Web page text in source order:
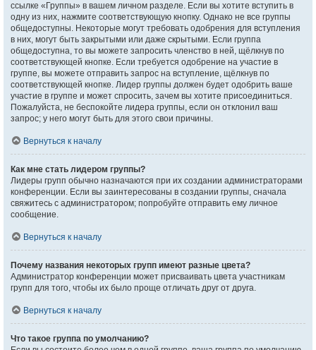
ссылке «Группы» в вашем личном разделе. Если вы хотите вступить в
одну из них, нажмите соответствующую кнопку. Однако не все группы
общедоступны. Некоторые могут требовать одобрения для вступления
в них, могут быть закрытыми или даже скрытыми. Если группа
общедоступна, то вы можете запросить членство в ней, щёлкнув по
соответствующей кнопке. Если требуется одобрение на участие в
группе, вы можете отправить запрос на вступление, щёлкнув по
соответствующей кнопке. Лидер группы должен будет одобрить ваше
участие в группе и может спросить, зачем вы хотите присоединиться.
Пожалуйста, не беспокойте лидера группы, если он отклонил ваш
запрос; у него могут быть для этого свои причины.
Вернуться к началу
Как мне стать лидером группы?
Лидеры групп обычно назначаются при их создании администраторами
конференции. Если вы заинтересованы в создании группы, сначала
свяжитесь с администратором; попробуйте отправить ему личное
сообщение.
Вернуться к началу
Почему названия некоторых групп имеют разные цвета?
Администратор конференции может присваивать цвета участникам
групп для того, чтобы их было проще отличать друг от друга.
Вернуться к началу
Что такое группа по умолчанию?